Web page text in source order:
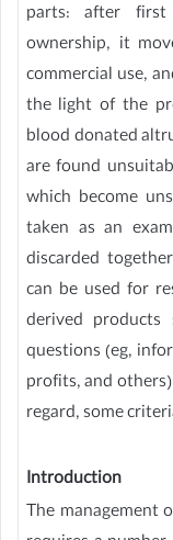
parts: after
ownership, it
commercial use,
the light of the
blood donated
are found
which become
taken as an
discarded
can be used for
derived products
questions (eg,
profits, and
regard, some
Introduction
The management